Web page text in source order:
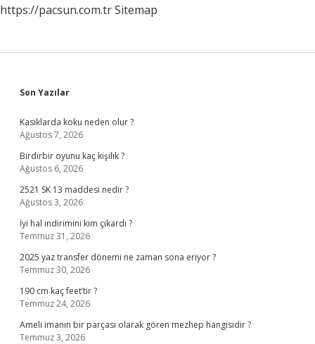
https://pacsun.com.trSitemap
Sidebar
Son Yazılar
Kasıklarda koku neden olur ?
Ağustos 7, 2026
Birdirbir oyunu kaç kişilik ?
Ağustos 6, 2026
2521 SK 13 maddesi nedir ?
Ağustos 3, 2026
İyi hal indirimini kim çıkardı ?
Temmuz 31, 2026
2025 yaz transfer dönemi ne zaman sona eriyor ?
Temmuz 30, 2026
190 cm kaç feet’tir ?
Temmuz 24, 2026
Ameli imanın bir parçası olarak gören mezhep hangisidir ?
Temmuz 3, 2026